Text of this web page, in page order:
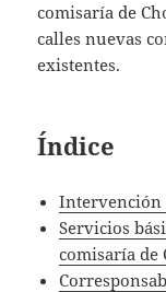
comisaría de
calles nuevas
existentes.
Índice
Intervención
Servicios
comisaría de